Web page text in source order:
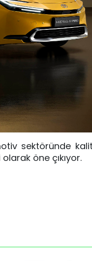
sektöründe
öne çıkıyor.